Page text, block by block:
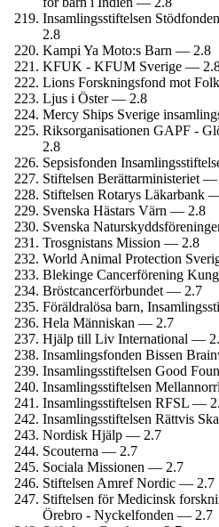
Insamlings­stiftelsen
2.8
Kampi Ya Moto:s Barn — 2.8
KFUK - KFUM Sverige —
Lions Forsknings­fond mot
Ljus i Öster — 2.8
Mercy Ships Sverige
Riks­organisationen GAPF -
2.8
Sepsisfonden
Stiftelsen Berättar­ministeriet
Stiftelsen Rotarys Läkarbank
Svenska Hästars Värn — 2.8
Svenska
Trosgnistans Mission — 2.8
World Animal Protection
Blekinge Cancer­förening
Bröstcancer­förbundet — 2.7
Föräldralösa barn,
Hela Människan — 2.7
Hjälp till Liv International —
Insamlings­fonden Bissen
Insamlings­stiftelsen Good
Insamlings­stiftelsen
Insamlings­stiftelsen RFSL —
Insamlings­stiftelsen Rättvis
Nordisk Hjälp — 2.7
Scouterna — 2.7
Sociala Missionen — 2.7
Stiftelsen Amref Nordic — 2.7
Stiftelsen för Medicinsk
Örebro - Nyckelfonden — 2.7